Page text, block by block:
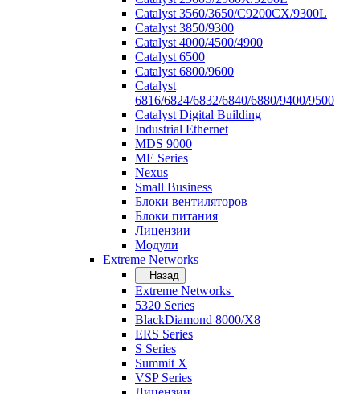
Catalyst 3560/3650/C9200CX/9300L
Catalyst 3850/9300
Catalyst 4000/4500/4900
Catalyst 6500
Catalyst 6800/9600
Catalyst
6816/6824/6832/6840/6880/9400/9500
Catalyst Digital Building
Industrial Ethernet
MDS 9000
ME Series
Nexus
Small Business
Блоки вентиляторов
Блоки питания
Лицензии
Модули
Extreme Networks
Назад
Extreme Networks
5320 Series
BlackDiamond 8000/X8
ERS Series
S Series
Summit X
VSP Series